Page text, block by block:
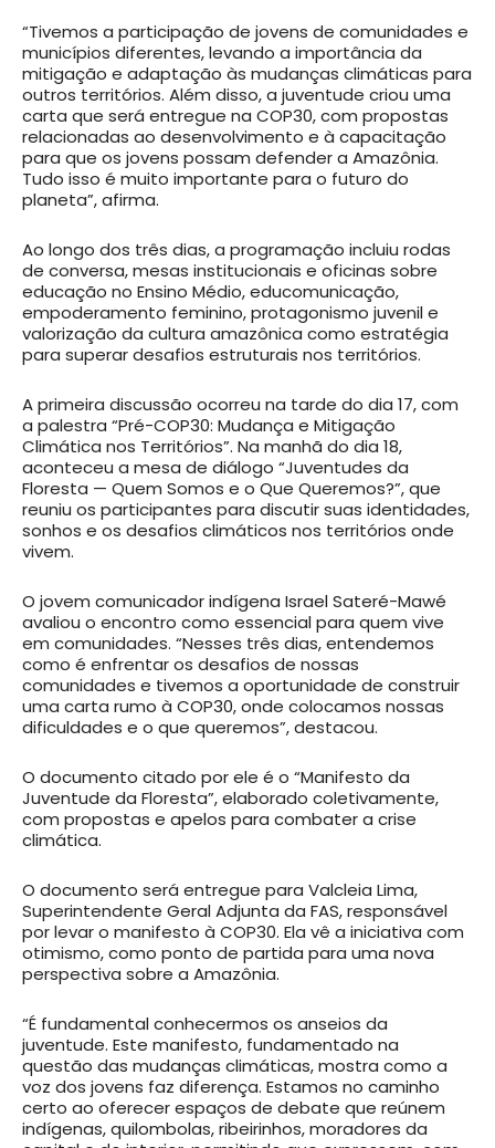
“Tivemos a participação de jovens de comunidades e
municípios diferentes, levando a importância da
mitigação e adaptação às mudanças climáticas para
outros territórios. Além disso, a juventude criou uma
carta que será entregue na COP30, com propostas
relacionadas ao desenvolvimento e à capacitação
para que os jovens possam defender a Amazônia.
Tudo isso é muito importante para o futuro do
planeta”, afirma.
Ao longo dos três dias, a programação incluiu rodas
de conversa, mesas institucionais e oficinas sobre
educação no Ensino Médio, educomunicação,
empoderamento feminino, protagonismo juvenil e
valorização da cultura amazônica como estratégia
para superar desafios estruturais nos territórios.
A primeira discussão ocorreu na tarde do dia 17, com
a palestra “Pré-COP30: Mudança e Mitigação
Climática nos Territórios”. Na manhã do dia 18,
aconteceu a mesa de diálogo “Juventudes da
Floresta — Quem Somos e o Que Queremos?”, que
reuniu os participantes para discutir suas identidades,
sonhos e os desafios climáticos nos territórios onde
vivem.
O jovem comunicador indígena Israel Sateré-Mawé
avaliou o encontro como essencial para quem vive
em comunidades. “Nesses três dias, entendemos
como é enfrentar os desafios de nossas
comunidades e tivemos a oportunidade de construir
uma carta rumo à COP30, onde colocamos nossas
dificuldades e o que queremos”, destacou.
O documento citado por ele é o “Manifesto da
Juventude da Floresta”, elaborado coletivamente,
com propostas e apelos para combater a crise
climática.
O documento será entregue para Valcleia Lima,
Superintendente Geral Adjunta da FAS, responsável
por levar o manifesto à COP30. Ela vê a iniciativa com
otimismo, como ponto de partida para uma nova
perspectiva sobre a Amazônia.
“É fundamental conhecermos os anseios da
juventude. Este manifesto, fundamentado na
questão das mudanças climáticas, mostra como a
voz dos jovens faz diferença. Estamos no caminho
certo ao oferecer espaços de debate que reúnem
indígenas, quilombolas, ribeirinhos, moradores da